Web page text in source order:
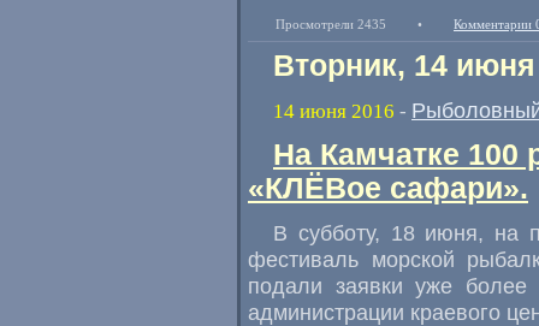
Просмотрели 2435 • Комментарии
Вторник, 14 июня
14 июня 2016 -
На Камчатке 100
«КЛЁВое сафари».
В субботу, 18 июня, на
фестиваль морской
подали заявки уже более
администрации краевого